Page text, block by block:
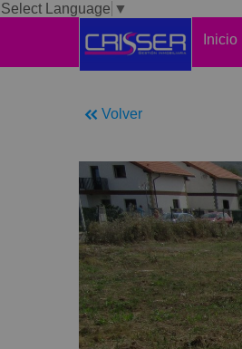
Select Language ▼
Inicio
Volver